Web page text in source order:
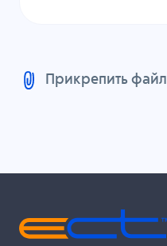
Прикрепить файл